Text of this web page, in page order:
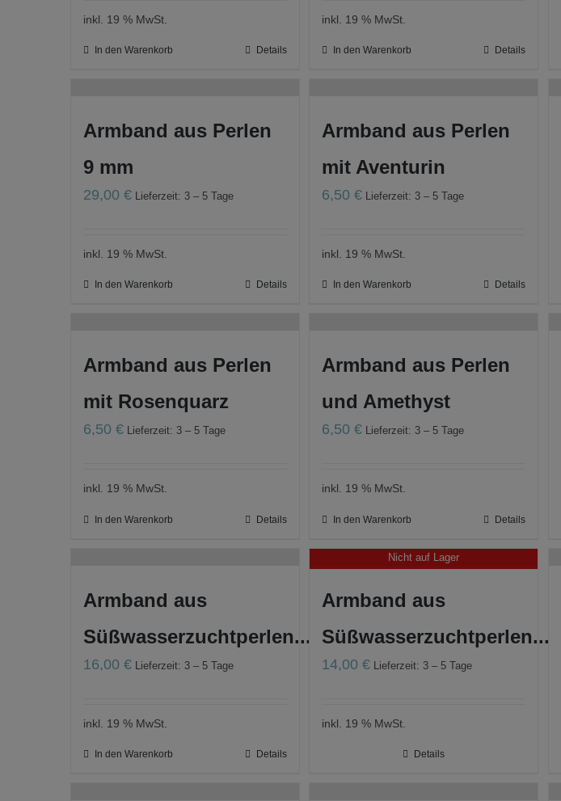
inkl. 19 % MwSt.
In den Warenkorb Details
inkl. 19 % MwSt.
In den Warenkorb Details
Armband aus Perlen
9 mm
29,00 € Lieferzeit: 3 – 5 Tage
inkl. 19 % MwSt.
In den Warenkorb Details
Armband aus Perlen
mit Aventurin
6,50€ Lieferzeit: 3 – 5 Tage
inkl. 19 % MwSt.
In den Warenkorb Details
Armband aus Perlen
mit Rosenquarz
6,50 € Lieferzeit: 3 – 5 Tage
inkl. 19 % MwSt.
In den Warenkorb Details
Armband aus Perlen
und Amethyst
6,50€ Lieferzeit: 3 – 5 Tage
inkl. 19 % MwSt.
In den Warenkorb Details
Armband aus
Süßwasserzuchtperlen...
16,00 € Lieferzeit: 3 – 5 Tage
inkl. 19 % MwSt.
In den Warenkorb Details
Nicht auf Lager
Armband aus
Süßwasserzuchtperlen...
14,00€ Lieferzeit: 3 – 5 Tage
inkl. 19 % MwSt.
Details